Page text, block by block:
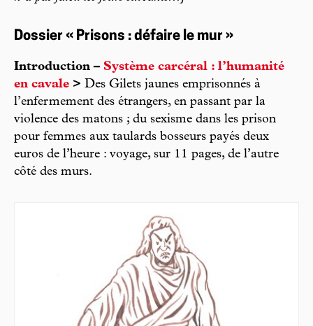
Dossier « Prisons : défaire le mur »
Introduction – Système carcéral : l’humanité
en cavale > Des Gilets jaunes emprisonnés à
l’enfermement des étrangers, en passant par la
violence des matons ; du sexisme dans les prison
pour femmes aux taulards bosseurs payés deux
euros de l’heure : voyage, sur 11 pages, de l’autre
côté des murs.